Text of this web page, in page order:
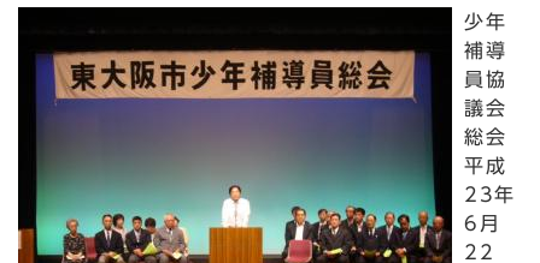
少年
補導
員協
議会
総会
平成
23年
6月
22